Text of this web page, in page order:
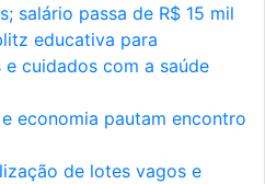
salário passa de R$ 15 mil
educativa para
cuidados com a saúde
economia pautam encontro
de lotes vagos e